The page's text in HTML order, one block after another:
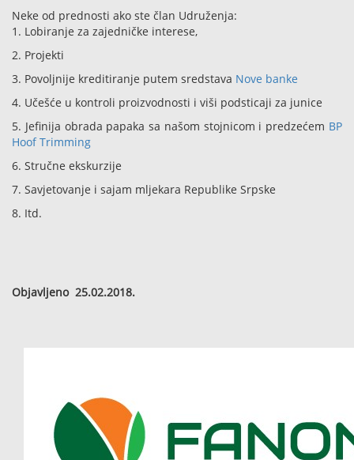
Neke od prednosti ako ste član Udruženja:
1. Lobiranje za zajedničke interese,
2. Projekti
3. Povoljnije kreditiranje putem sredstava Nove banke
4. Učešće u kontroli proizvodnosti i viši podsticaji za junice
5. Jefinija obrada papaka sa našom stojnicom i predzećem BP
Hoof Trimming
6. Stručne ekskurzije
7. Savjetovanje i sajam mljekara Republike Srpske
8. Itd.
Objavljeno 25.02.2018.